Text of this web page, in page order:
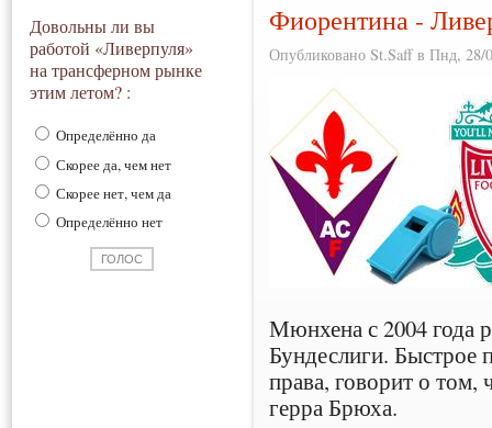
Довольны ли вы
работой «Ливерпуля»
на трансферном рынке
этим летом? :
Определённо да
Скорее да, чем нет
Скорее нет, чем да
Определённо нет
Фиорентина -
Опубликовано St.Saff в Пнд, 28/
Мюнхена с 2004 года
Бундеслиги. Быстрое
права, говорит о
герра Брюха.